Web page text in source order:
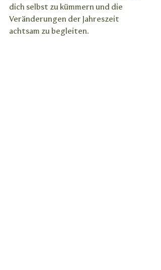
dich selbst zu kümmern und die
Veränderungen der Jahreszeit
achtsam zu begleiten.